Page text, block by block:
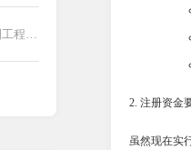
如何有效控制工程造价以及监理在控制工程造价中的作用
2. 注册资金
虽然现在实